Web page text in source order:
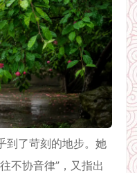
了苛刻的地步。她
不协音律”，又指出